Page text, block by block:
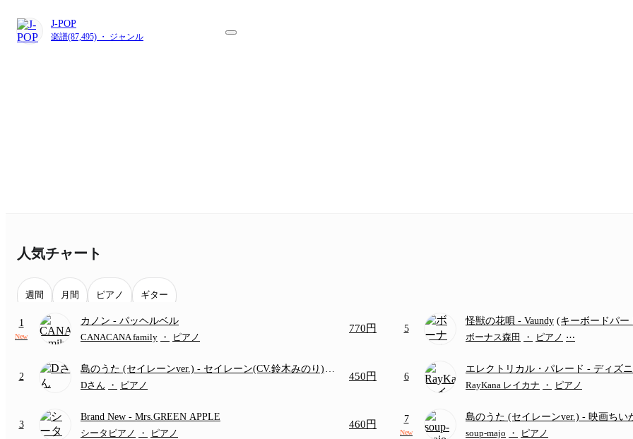
J-POP
楽譜(87,495) ・ ジャンル
人気チャート
週間 月間 ピアノ ギター
1
New
カノン - パッヘルベル
CANACANA family ・ ピアノ
770円
2
島のうた (セイレーンver.) - セイレーン(CV.鈴木みのり)
(難易度:★★★★☆/歌詞・コード・ペダル付き/『映画ち
Dさん ・ ピアノ
450円
3
Brand New - Mrs.GREEN APPLE
シータピアノ
・ ピアノ
460円
5
怪獣の花唄 - Vaundy (キーボードパー
ボーナス森田
・ ピアノ ⋯
6
エレクトリカル・パレード - ディズ
RayKana レイカナ
・ ピアノ
7
New
島のうた (セイレーンver.) - 映画ちい
つ (ドレミ付き初級)
soup-majo ・ ピアノ